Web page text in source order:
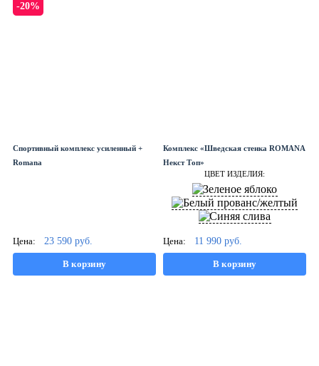
Спортивный комплекс усиленный +
Romana
Цена: 23 590 руб.
В корзину
-20%
Комплекс «Шведская стенка ROMANA
Некст Топ»
ЦВЕТ ИЗДЕЛИЯ:
Цена: 11 990 руб.
В корзину